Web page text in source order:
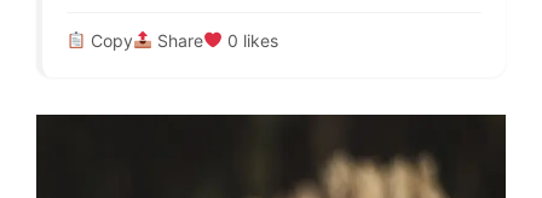
Copy Share 0 likes